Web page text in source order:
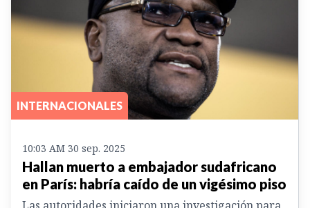
INTERNACIONALES
10:03 AM 30 sep. 2025
Hallan muerto a embajador sudafricano
en París: habría caído de un vigésimo piso